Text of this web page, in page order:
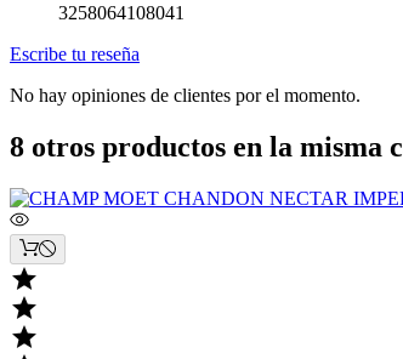
3258064108041
Escribe tu reseña
No hay opiniones de clientes por el momento.
8 otros productos en la misma


